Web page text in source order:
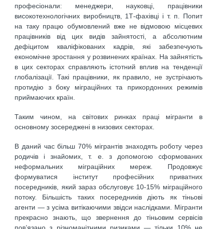
професіонали: менеджери, науковці, працівники
високотехнологічних виробництв, 1Т-фахівці і т. п. Попит
на таку працю обумовлений вже не відмовою місцевих
працівників від цих видів зайнятості, а абсолютним
дефіцитом кваліфікованих кадрів, які забезпечують
економічне зростання у розвинених країнах. На зайнятість
в цих секторах справляють істотний вплив на тенденції
глобалізації. Такі працівники, як правило, не зустрічають
протидію з боку міграційних та прикордонних режимів
приймаючих країн.
Таким чином, на світових ринках праці мігранти в
основному зосереджені в низових секторах.
В даний час більш 70% мігрантів знаходять роботу через
родичів і знайомих, т. е. з допомогою сформованих
неформальних міграційних мереж. Продовжує
формуватися інститут професійних приватних
посередників, який зараз обслуговує 10-15% міграційного
потоку. Більшість таких посередників діють як тіньові
агенти — з усіма витікаючими звідси наслідками. Мігранти
прекрасно знають, що звернення до тіньовим сервісів